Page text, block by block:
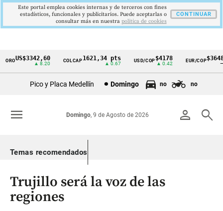
Cintillo
Colombia
US$3342,60
▲ 8.20
COLCAP1621,34 pts
▲ 0.67
USD/COP$4178
▲ 0.42
EUR/COP$3648
Pico y Placa Medellín Domingo no no
person search
Domingo, 9 de Agosto de 2026
menu
Temas recomendados
Trujillo será la voz de las
regiones
Este portal emplea cookies internas y de terceros con fines
estadísticos, funcionales y publicitarios. Puede aceptarlas o
consultar más en nuestra politica de cookies
CONTINUAR